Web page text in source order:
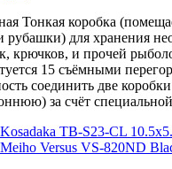
Тонкая коробка
рубашки) для хранения
крючков, и прочей
15 съёмными
соединить две
за счёт
TB-S23-CL
Versus VS-820ND